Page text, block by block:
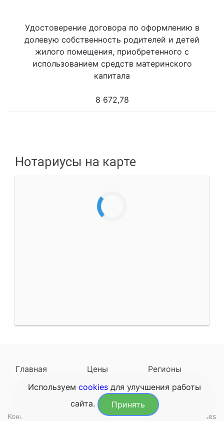
Удостоверение договора по оформлению в
долевую собственность родителей и детей
жилого помещения, приобретенного с
использованием средств материнского
капитала
8 672,78
Нотариусы на карте
Главная Цены
Регионы
Наследодатели
Задать вопрос
Контакты Обработка данных Конфиденциальность Cookies
Используем cookies для улучшения работы
сайта.
Принять